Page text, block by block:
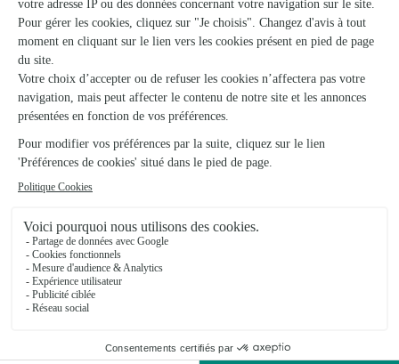
Au Temps des Fleurs
Baume les Dames
★★★★★ 4.3 (8)
Voir la boutique
Ils ont fait livrer des fleurs ou une plante à